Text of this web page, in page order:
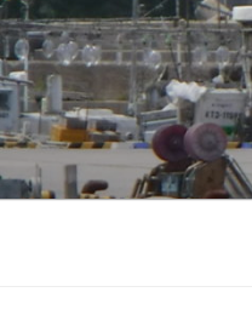
コ
ン
テ
ン
ツ
ス